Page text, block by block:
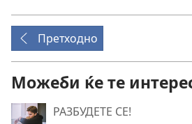
Претходно
Можеби ќе те
РАЗБУДЕТЕ СЕ!